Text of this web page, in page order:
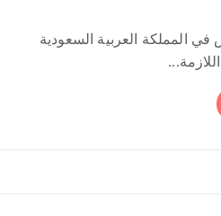
المملكة العربية السعودية